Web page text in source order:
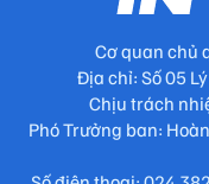
Cơ quan chủ
Địa chỉ: Số 05
Chịu trách
Phó Trưởng ban: